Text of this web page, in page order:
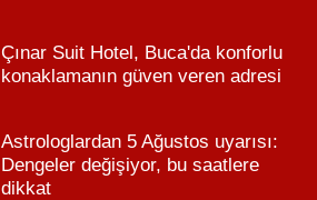
Çınar Suit Hotel, Buca'da konforlu
konaklamanın güven veren adresi
Astrologlardan 5 Ağustos uyarısı:
Dengeler değişiyor, bu saatlere
dikkat